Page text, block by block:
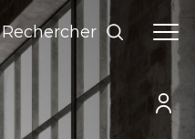
Rechercher